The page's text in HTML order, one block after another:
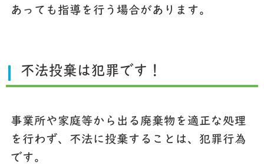
あっても指導を行う場合があります。
不法投棄は犯罪です！
事業所や家庭等から出る廃棄物を適正な処理
を行わず、不法に投棄することは、犯罪行為
です。